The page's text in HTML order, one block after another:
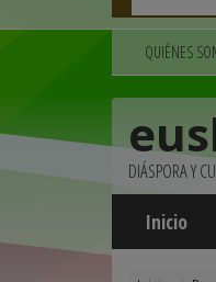
QUIÉNES
DIÁSPORA Y
Inicio